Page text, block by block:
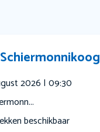
2026 | 09:30
beschikbaar